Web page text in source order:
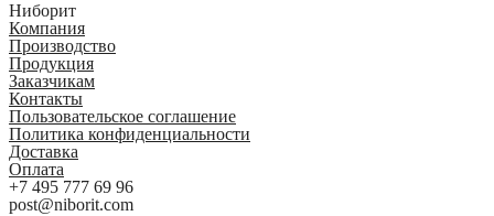
Ниборит
Компания
Производство
Продукция
Заказчикам
Контакты
Пользовательское соглашение
Политика конфиденциальности
Доставка
Оплата
+7 495 777 69 96
post@niborit.com